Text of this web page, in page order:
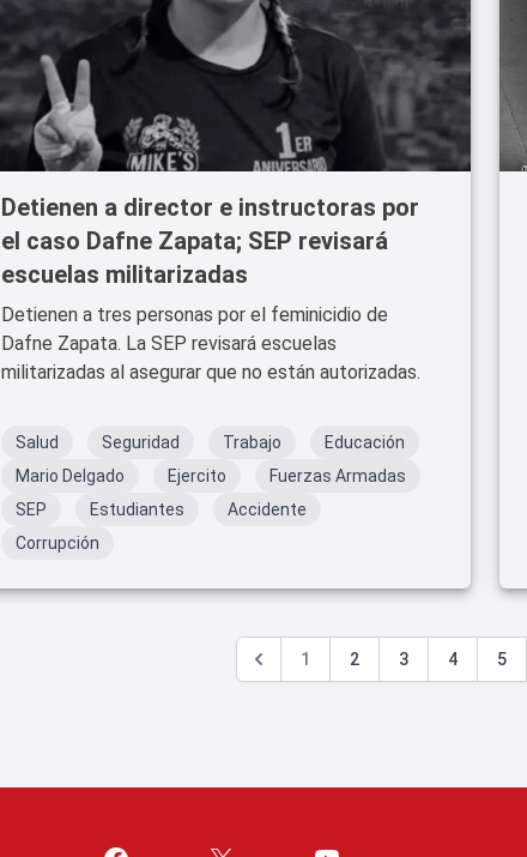
Detienen a director e instructoras por
el caso Dafne Zapata; SEP revisará
escuelas militarizadas
Detienen a tres personas por el feminicidio de
Dafne Zapata. La SEP revisará escuelas
militarizadas al asegurar que no están autorizadas.
Salud Seguridad Trabajo
Educación
Mario Delgado
Ejercito
Fuerzas Armadas
SEP
Estudiantes
Accidente
Corrupción
1 2 3 4 5